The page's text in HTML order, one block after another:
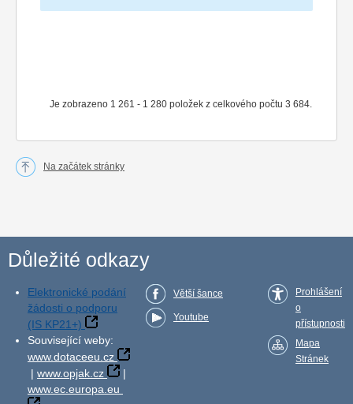
Je zobrazeno 1 261 - 1 280 položek z celkového počtu 3 684.
Na začátek stránky
Důležité odkazy
Elektronické podání
žádosti o podporu
(IS KP21+)
Související weby:
www.dotaceeu.cz
| www.opjak.cz
|
www.ec.europa.eu
Větší šance
Youtube
Prohlášení
o
přístupnosti
Mapa
Stránek